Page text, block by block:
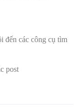
đến các công cụ tìm
post